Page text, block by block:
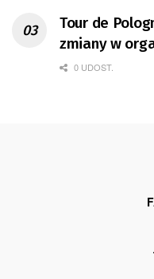
Tour de
zmiany w
0 UDOST.